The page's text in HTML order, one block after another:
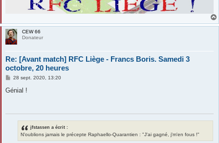
CEW 66
Donateur
Re: [Avant match] RFC Liège - Francs Boris. Samedi 3
octobre, 20 heures
M
s
28 sept. 2020, 13:20
Génial !
jfstassen a écrit :
N'oublions jamais le précepte Raphaello-Quarantien : "J'ai gagné, j'm'en fous !"